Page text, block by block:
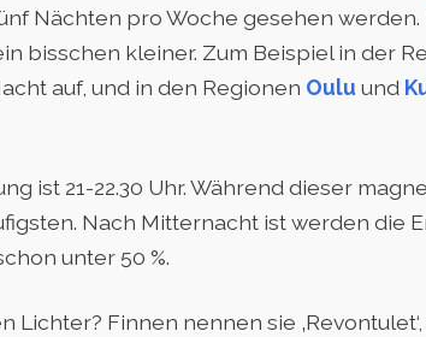
Nächten pro Woche gesehen
bisschen kleiner. Zum Beispiel in der
auf, und in den Regionen Oulu und
ist 21-22.30 Uhr. Während dieser
Nach Mitternacht ist werden die
unter 50 %.
Finnen nennen sie